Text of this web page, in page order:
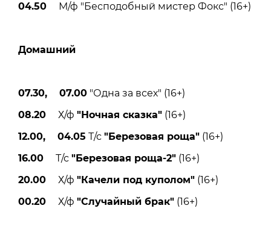
04.50 М/ф "Бесподобный мистер Фокс" (16+)
Домашний
07.30, 07.00 "Одна за всех" (16+)
08.20 Х/ф "Ночная сказка" (16+)
12.00, 04.05 Т/с "Березовая роща" (16+)
16.00 Т/с "Березовая роща-2" (16+)
20.00 Х/ф "Качели под куполом" (16+)
00.20 Х/ф "Случайный брак" (16+)